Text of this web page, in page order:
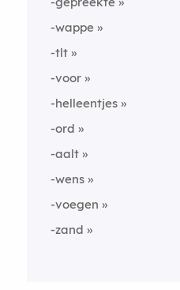
-wappe
-tlt
-voor
-helleentjes
-ord
-aalt
-wens
-voegen
-zand